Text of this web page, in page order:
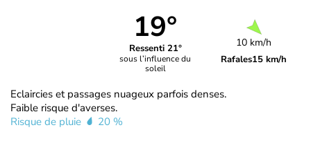
19°
Ressenti 21°
sous l’influence du
soleil
10 km/h
Rafales15 km/h
Eclaircies et passages nuageux parfois denses.
Faible risque d'averses.
Risque de pluie
20 %